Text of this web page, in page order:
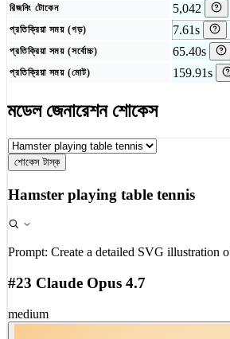
রিজনিং টোকেন 5,042
প্রতিক্রিয়া সময় (গড়) 7.61s
প্রতিক্রিয়া সময় (সর্বোচ্চ) 65.40s
প্রতিক্রিয়া সময় (মোট) 159.91s
মডেল জেনারেশন শোকেস
শোকেস টাস্ক
Hamster playing table tennis
Prompt: Create a detailed SVG illustration
#23 Claude Opus 4.7
medium